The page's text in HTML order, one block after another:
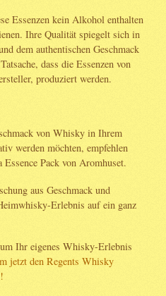
Essenzen kein Alkohol enthalten
Ihre Qualität spiegelt sich in
dem authentischen Geschmack
dass die Essenzen von
produziert werden.
von Whisky in Ihrem
werden möchten, empfehlen
Pack von Aromhuset.
aus Geschmack und
Erlebnis auf ein ganz
Ihr eigenes Whisky-Erlebnis
jetzt den Regents Whisky